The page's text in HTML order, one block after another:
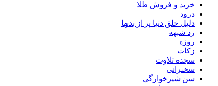
خرید و فروش طلا
درود
دلیل خلق دنیا پر از بدیها
رد شبهه
روزه
زکات
سجده تلاوت
سخنرانی
سن شیرخوارگی